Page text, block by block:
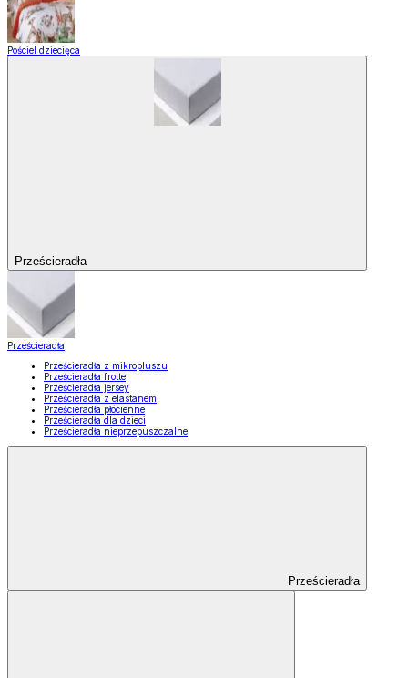
Pościel dziecięca
Prześcieradła
Prześcieradła
Prześcieradła z mikropluszu
Prześcieradła frotte
Prześcieradła jersey
Prześcieradła z elastanem
Prześcieradła płócienne
Prześcieradła dla dzieci
Prześcieradła nieprzepuszczalne
Prześcieradła